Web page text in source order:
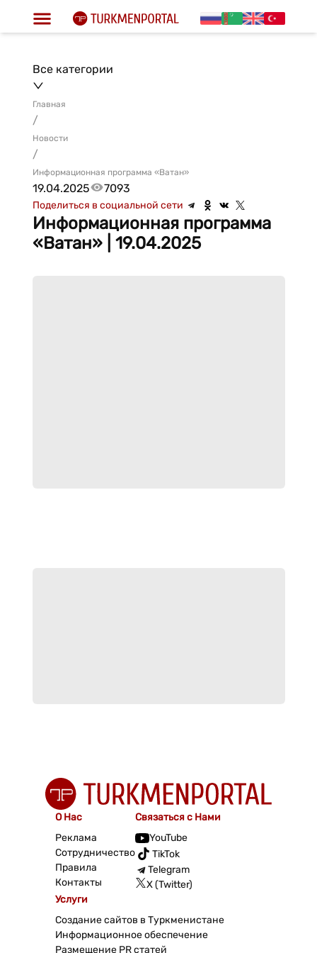
Все категории
Главная
/
Новости
/
Информационная программа «Ватан»
19.04.2025 7093
Поделиться в социальной сети
Информационная программа
«Ватан» | 19.04.2025
О Нас
Реклама
Сотрудничество
Правила
Контакты
Связаться с Нами
YouTube
TikTok
Telegram
X (Twitter)
Услуги
Создание сайтов в Туркменистане
Информационное обеспечение
Размещение PR статей